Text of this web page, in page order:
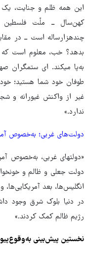
این همه ظلم و جنایت،
کهن‌سال ــ ملّت
چندهزارساله است ــ در
بدهد؟ خب، معلوم است که
به‌پا میکند. ای ستمگران
طوفان خود شما هستید؛
غیر از واکنش غیورانه و
ندارد.»
دولت‌های غربی؛ به‌خصوص
«دولتهای غربی، به‌خصوص
دولت جعلی و ظالم و
انگلیس‌ها، بعد آمریکایی‌ها،
در دنیا بلوک شرق وجود
رژیم ظالم کمک کردند.»
نخستین پیش‌بینی